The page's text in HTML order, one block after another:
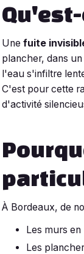
Unefuite
plancher, dans
l'eau s'infiltre
C'est pour cette
d'activité
À Bordeaux, de
Les murs
Les